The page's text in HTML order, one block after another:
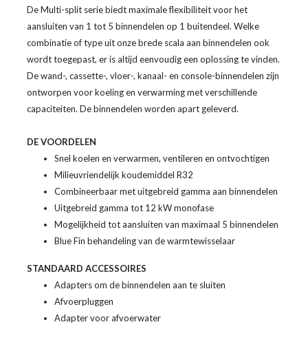
De Multi-split serie biedt maximale flexibiliteit voor het
aansluiten van 1 tot 5 binnendelen op 1 buitendeel. Welke
combinatie of type uit onze brede scala aan binnendelen ook
wordt toegepast, er is altijd eenvoudig een oplossing te vinden.
De wand-, cassette-, vloer-, kanaal- en console-binnendelen zijn
ontworpen voor koeling en verwarming met verschillende
capaciteiten. De binnendelen worden apart geleverd.
DE VOORDELEN
Snel koelen en verwarmen, ventileren en ontvochtigen
Milieuvriendelijk koudemiddel R32
Combineerbaar met uitgebreid gamma aan binnendelen
Uitgebreid gamma tot 12 kW monofase
Mogelijkheid tot aansluiten van maximaal 5 binnendelen
Blue Fin behandeling van de warmtewisselaar
STANDAARD ACCESSOIRES
Adapters om de binnendelen aan te sluiten
Afvoerpluggen
Adapter voor afvoerwater